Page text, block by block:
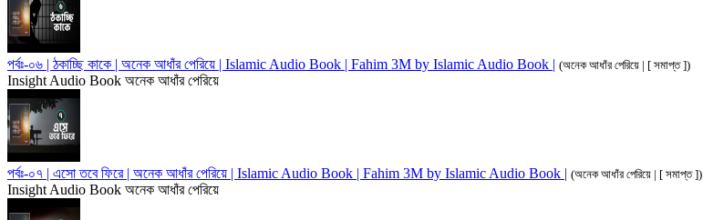
পর্বঃ-০৬ | ঠকাচ্ছি কাকে | অনেক আধাঁর পেরিয়ে | Islamic Audio Book | Fahim 3M by Islamic Audio Book | (অনেক আধাঁর পেরিয়ে | [ সমাপ্ত ])
Insight Audio Book অনেক আধাঁর পেরিয়ে
পর্বঃ-০৭ | এসো তবে ফিরে | অনেক আধাঁর পেরিয়ে | Islamic Audio Book | Fahim 3M by Islamic Audio Book | (অনেক আধাঁর পেরিয়ে | [ সমাপ্ত ])
Insight Audio Book অনেক আধাঁর পেরিয়ে